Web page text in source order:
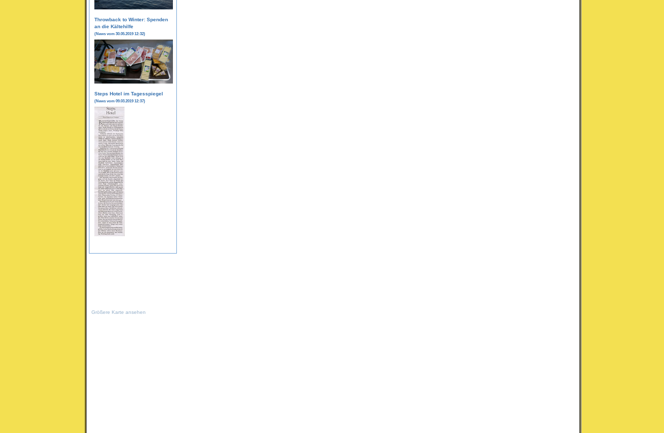
Throwback to Winter: Spenden
an die Kältehilfe
(News vom 30.05.2019 12:32)
Steps Hotel im Tagesspiegel
(News vom 09.03.2019 12:37)
Größere Karte ansehen